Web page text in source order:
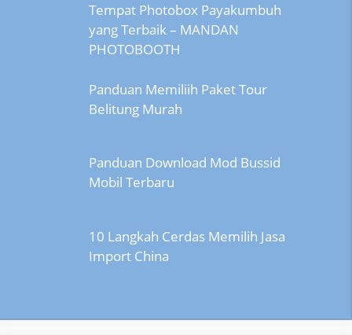
Tempat Photobox Payakumbuh
yang Terbaik – MANDAN
PHOTOBOOTH
Panduan Memiliih Paket Tour
Belitung Murah
Panduan Download Mod Bussid
Mobil Terbaru
10 Langkah Cerdas Memilih Jasa
Import China